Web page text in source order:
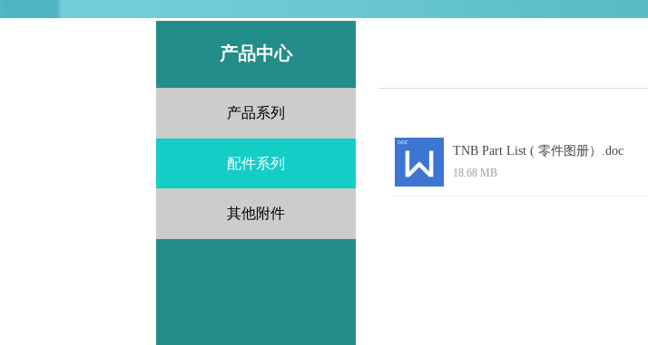
产品中心
产品系列
配件系列
其他附件
TNB Part List ( 零件图册）.doc
18.68 MB